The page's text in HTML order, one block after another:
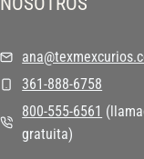
361-888-6758
800-555-6561
gratuita)